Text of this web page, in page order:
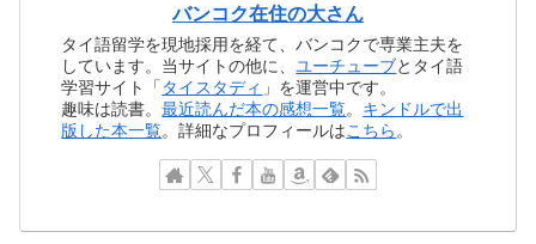
バンコク在住の大さん
タイ語留学を現地採用を経て、バンコクで専業主夫を
しています。当サイトの他に、ユーチューブとタイ語
学習サイト「 タイスタディ 」を運営中です。
趣味は読書。最近読んだ本の感想一覧。 キンドルで出
版した本一覧。詳細なプロフィールはこちら。